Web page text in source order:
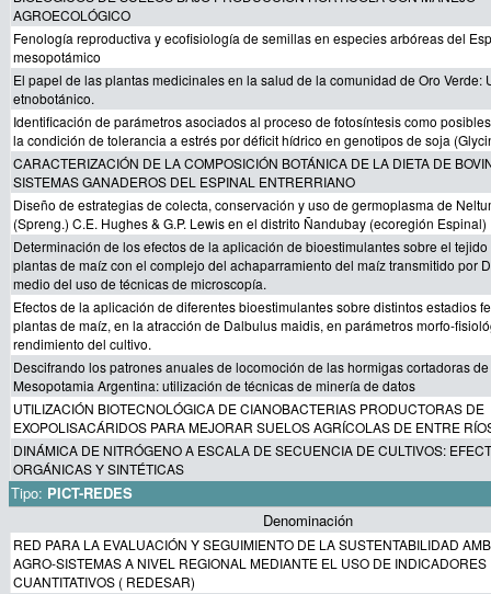
AGROECOLÓGICO
Fenología reproductiva y ecofisiología de semillas en especies arbóreas del
mesopotámico
El papel de las plantas medicinales en la salud de la comunidad de Oro Verde:
etnobotánico.
Identificación de parámetros asociados al proceso de fotosíntesis como
la condición de tolerancia a estrés por déficit hídrico en genotipos de soja
CARACTERIZACIÓN DE LA COMPOSICIÓN BOTÁNICA DE LA DIETA DE
SISTEMAS GANADEROS DEL ESPINAL ENTRERRIANO
Diseño de estrategias de colecta, conservación y uso de germoplasma de
(Spreng.) C.E. Hughes & G.P. Lewis en el distrito Ñandubay (ecoregión Espinal)
Determinación de los efectos de la aplicación de bioestimulantes sobre el
plantas de maíz con el complejo del achaparramiento del maíz transmitido por
medio del uso de técnicas de microscopía.
Efectos de la aplicación de diferentes bioestimulantes sobre distintos estadios
plantas de maíz, en la atracción de Dalbulus maidis, en parámetros morfo-
rendimiento del cultivo.
Descifrando los patrones anuales de locomoción de las hormigas cortadoras
Mesopotamia Argentina: utilización de técnicas de minería de datos
UTILIZACIÓN BIOTECNOLÓGICA DE CIANOBACTERIAS PRODUCTORAS DE
EXOPOLISACÁRIDOS PARA MEJORAR SUELOS AGRÍCOLAS DE ENTRE
DINÁMICA DE NITRÓGENO A ESCALA DE SECUENCIA DE CULTIVOS:
ORGÁNICAS Y SINTÉTICAS
Tipo: PICT-REDES
Denominación
RED PARA LA EVALUACIÓN Y SEGUIMIENTO DE LA SUSTENTABILIDAD
AGRO-SISTEMAS A NIVEL REGIONAL MEDIANTE EL USO DE INDICADORES
CUANTITATIVOS ( REDESAR)